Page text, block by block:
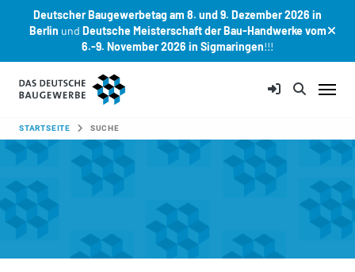
Deutscher Baugewerbetag am 8. und 9. Dezember 2026 in
Berlin und Deutsche Meisterschaft der Bau-Handwerke vom
6.-9. November 2026 in Sigmaringen!!!
Zum Hauptinhalt springen
SIE SIND HIER:
STARTSEITE SUCHE